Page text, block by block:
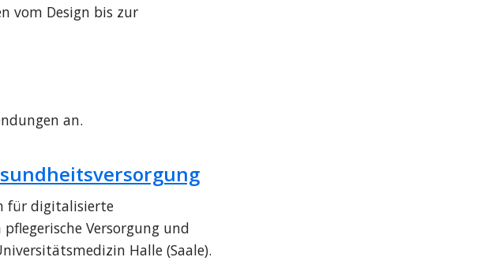
vom Design bis zur
an.
für digitalisierte
Versorgung und
Halle (Saale).